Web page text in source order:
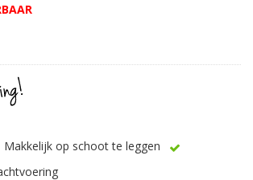
Makkelijk op schoot te leggen